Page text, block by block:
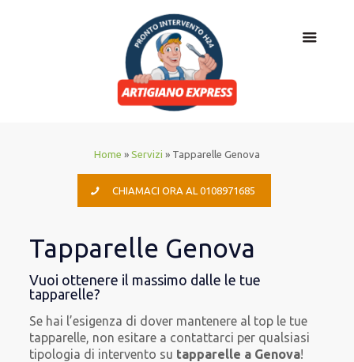
Home » Servizi » Tapparelle Genova
CHIAMACI ORA AL 0108971685
Tapparelle Genova
Vuoi ottenere il massimo dalle le tue
tapparelle?
Se hai l’esigenza di dover mantenere al top le tue
tapparelle, non esitare a contattarci per qualsiasi
tipologia di intervento su tapparelle a Genova!